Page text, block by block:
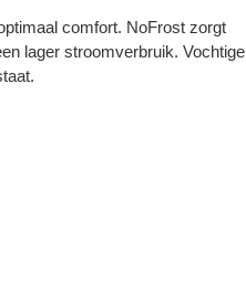
comfort. NoFrost zorgt
lager stroomverbruik. Vochtige